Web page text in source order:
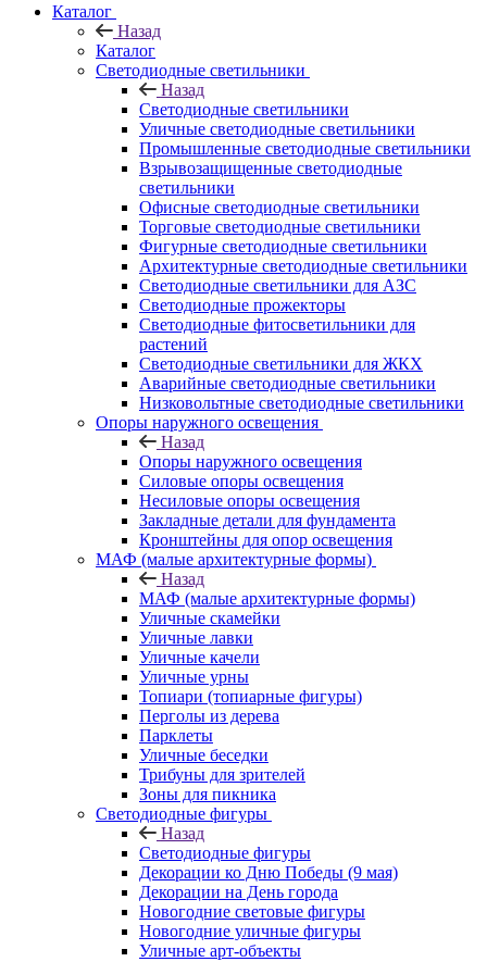
Каталог
Назад
Каталог
Светодиодные светильники
Назад
Светодиодные светильники
Уличные светодиодные светильники
Промышленные светодиодные светильники
Взрывозащищенные светодиодные
светильники
Офисные светодиодные светильники
Торговые светодиодные светильники
Фигурные светодиодные светильники
Архитектурные светодиодные светильники
Светодиодные светильники для АЗС
Светодиодные прожекторы
Светодиодные фитосветильники для
растений
Светодиодные светильники для ЖКХ
Аварийные светодиодные светильники
Низковольтные светодиодные светильники
Опоры наружного освещения
Назад
Опоры наружного освещения
Силовые опоры освещения
Несиловые опоры освещения
Закладные детали для фундамента
Кронштейны для опор освещения
МАФ (малые архитектурные формы)
Назад
МАФ (малые архитектурные формы)
Уличные скамейки
Уличные лавки
Уличные качели
Уличные урны
Топиари (топиарные фигуры)
Перголы из дерева
Парклеты
Уличные беседки
Трибуны для зрителей
Зоны для пикника
Светодиодные фигуры
Назад
Светодиодные фигуры
Декорации ко Дню Победы (9 мая)
Декорации на День города
Новогодние световые фигуры
Новогодние уличные фигуры
Уличные арт-объекты